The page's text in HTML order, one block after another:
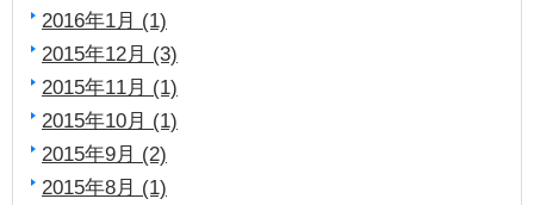
2016年1月 (1)
2015年12月 (3)
2015年11月 (1)
2015年10月 (1)
2015年9月 (2)
2015年8月 (1)